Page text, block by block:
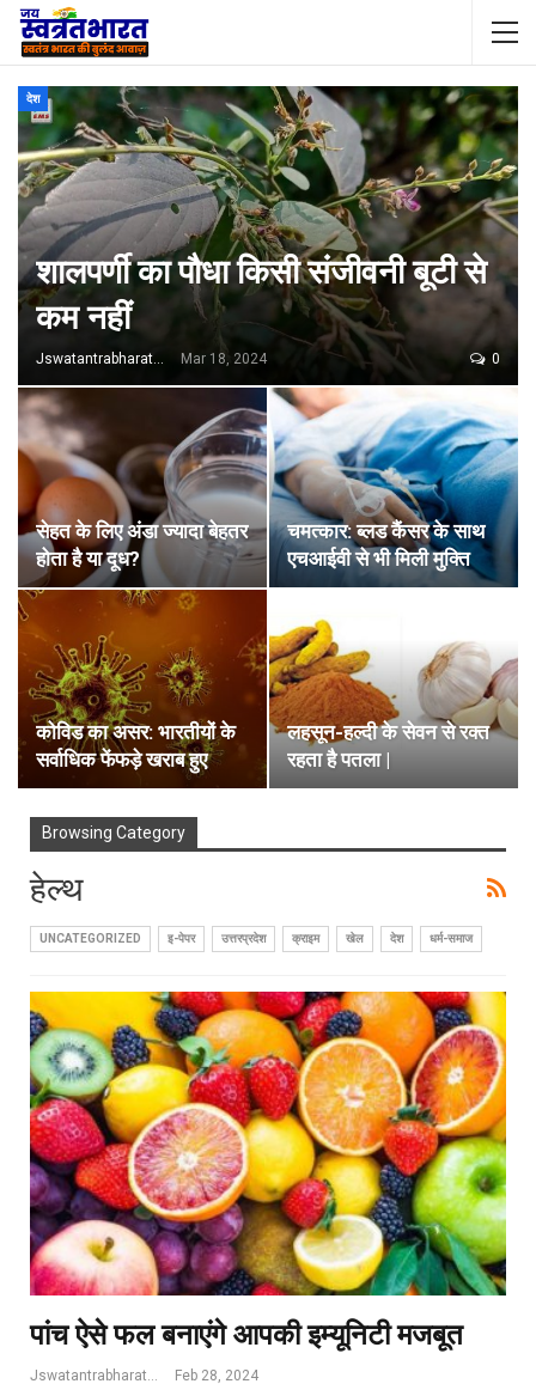
देश
शालपर्णी का पौधा किसी संजीवनी बूटी से
कम नहीं
Jswatantrabharat@gmail.com Mar 18, 2024 0
सेहत के लिए अंडा ज्यादा बेहतर
होता है या दूध?
चमत्कार: ब्लड कैंसर के साथ
एचआईवी से भी मिली मुक्ति
कोविड का असर: भारतीयों के
सर्वाधिक फेंफड़े खराब हुए
लहसून-हल्दी के सेवन से रक्त
रहता है पतला |
Browsing Category
हेल्थ
UNCATEGORIZED इ-पेपर उत्तरप्रदेश क्राइम खेल देश धर्म-समाज
पांच ऐसे फल बनाएंगे आपकी इम्यूनिटी मजबूत
Jswatantrabharat@gmail.com Feb 28, 2024